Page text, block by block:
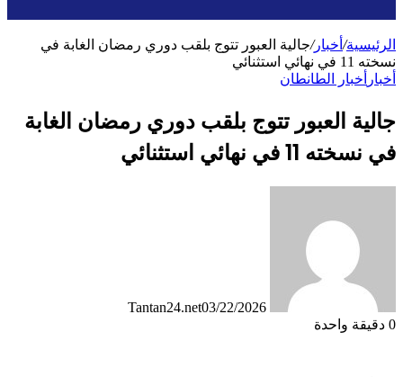
الرئيسية/ أخبار/جالية العبور تتوج بلقب دوري رمضان الغابة في
نسخته 11 في نهائي استثنائي
أخبار أخبار الطانطان
جالية العبور تتوج بلقب دوري رمضان الغابة
في نسخته 11 في نهائي استثنائي
Tantan24.net03/22/2026
0 دقيقة واحدة